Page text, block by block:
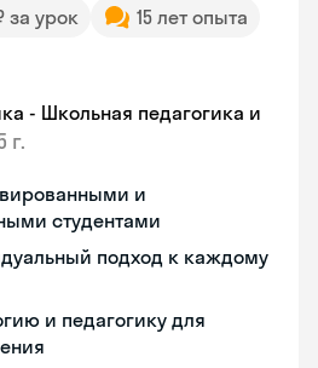
за урок
15 лет опыта
- Школьная педагогика и
г.
и
студентами
подход к каждому
и педагогику для